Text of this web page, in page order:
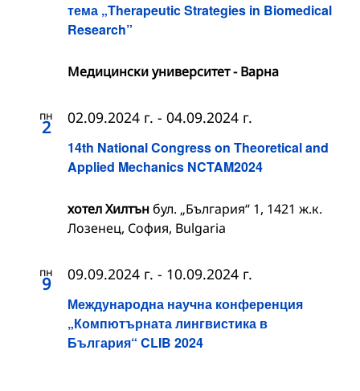
тема „Therapeutic Strategies in Biomedical
Research”
Медицински университет - Варна
пн
2
14th National Congress on Theoretical and
Applied Mechanics NCTAM2024
02.09.2024 г. - 04.09.2024 г.
хотел Хилтънбул. „България“ 1, 1421 ж.к.
Лозенец, София, Bulgaria
пн
9
Международна научна конференция
„Компютърната лингвистика в
България“ CLIB 2024
09.09.2024 г. - 10.09.2024 г.